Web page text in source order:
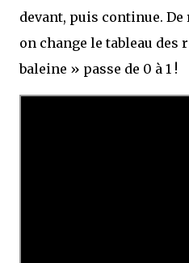
devant, puis continue. De
on change le tableau des
baleine » passe de 0 à 1 !